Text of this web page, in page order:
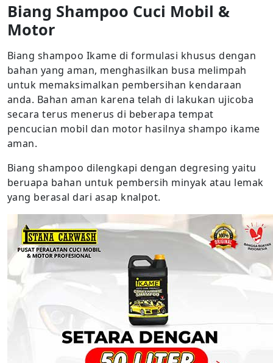
Biang Shampoo Cuci Mobil &
Motor
Biang shampoo Ikame di formulasi khusus dengan
bahan yang aman, menghasilkan busa melimpah
untuk memaksimalkan pembersihan kendaraan
anda. Bahan aman karena telah di lakukan ujicoba
secara terus menerus di beberapa tempat
pencucian mobil dan motor hasilnya shampo ikame
aman.
Biang shampoo dilengkapi dengan degresing yaitu
beruapa bahan untuk pembersih minyak atau lemak
yang berasal dari asap knalpot.